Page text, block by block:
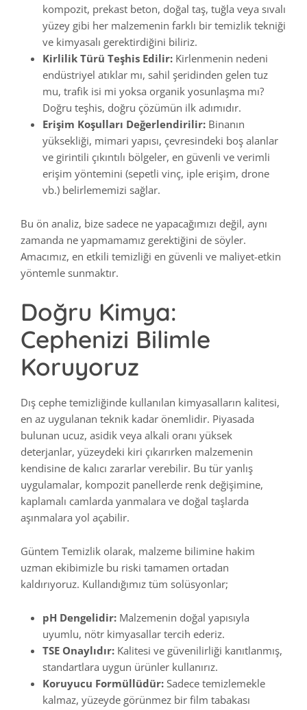
kompozit, prekast beton, doğal taş, tuğla veya sıvalı
yüzey gibi her malzemenin farklı bir temizlik tekniği
ve kimyasalı gerektirdiğini biliriz.
Kirlilik Türü Teşhis Edilir: Kirlenmenin nedeni
endüstriyel atıklar mı, sahil şeridinden gelen tuz
mu, trafik isi mi yoksa organik yosunlaşma mı?
Doğru teşhis, doğru çözümün ilk adımıdır.
Erişim Koşulları Değerlendirilir: Binanın
yüksekliği, mimari yapısı, çevresindeki boş alanlar
ve girintili çıkıntılı bölgeler, en güvenli ve verimli
erişim yöntemini (sepetli vinç, iple erişim, drone
vb.) belirlememizi sağlar.
Bu ön analiz, bize sadece ne yapacağımızı değil, aynı
zamanda ne yapmamamız gerektiğini de söyler.
Amacımız, en etkili temizliği en güvenli ve maliyet-etkin
yöntemle sunmaktır.
Doğru Kimya:
Cephenizi Bilimle
Koruyoruz
Dış cephe temizliğinde kullanılan kimyasalların kalitesi,
en az uygulanan teknik kadar önemlidir. Piyasada
bulunan ucuz, asidik veya alkali oranı yüksek
deterjanlar, yüzeydeki kiri çıkarırken malzemenin
kendisine de kalıcı zararlar verebilir. Bu tür yanlış
uygulamalar, kompozit panellerde renk değişimine,
kaplamalı camlarda yanmalara ve doğal taşlarda
aşınmalara yol açabilir.
Güntem Temizlik olarak, malzeme bilimine hakim
uzman ekibimizle bu riski tamamen ortadan
kaldırıyoruz. Kullandığımız tüm solüsyonlar;
pH Dengelidir: Malzemenin doğal yapısıyla
uyumlu, nötr kimyasallar tercih ederiz.
TSE Onaylıdır: Kalitesi ve güvenilirliği kanıtlanmış,
standartlara uygun ürünler kullanırız.
Koruyucu Formüllüdür: Sadece temizlemekle
kalmaz, yüzeyde görünmez bir film tabakası